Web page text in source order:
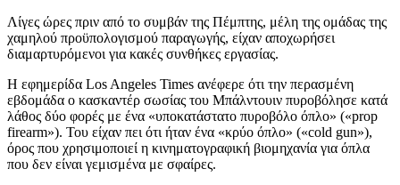
Λίγες ώρες πριν από το συμβάν της Πέμπτης, μέλη της ομάδας της
χαμηλού προϋπολογισμού παραγωγής, είχαν αποχωρήσει
διαμαρτυρόμενοι για κακές συνθήκες εργασίας.
Η εφημερίδα Los Angeles Times ανέφερε ότι την περασμένη
εβδομάδα ο κασκαντέρ σωσίας του Μπάλντουιν πυροβόλησε κατά
λάθος δύο φορές με ένα «υποκατάστατο πυροβόλο όπλο» («prop
firearm»). Του είχαν πει ότι ήταν ένα «κρύο όπλο» («cold gun»),
όρος που χρησιμοποιεί η κινηματογραφική βιομηχανία για όπλα
που δεν είναι γεμισμένα με σφαίρες.